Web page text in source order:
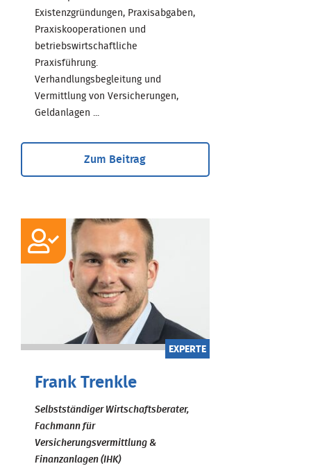
Existenzgründungen, Praxisabgaben,
Praxiskooperationen und
betriebswirtschaftliche
Praxisführung.
Verhandlungsbegleitung und
Vermittlung von Versicherungen,
Geldanlagen ...
Zum Beitrag
EXPERTE
Frank Trenkle
Selbstständiger Wirtschaftsberater,
Fachmann für
Versicherungsvermittlung &
Finanzanlagen (IHK)